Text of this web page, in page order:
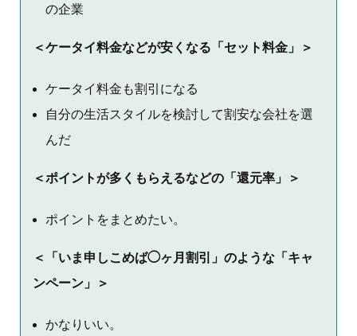
の企業
＜ケータイ料金などが安くなる「セット料金」＞
ケータイ料金も割引になる
自分の生活スタイルを検討して割安な会社を選
んだ
＜ポイントが多くもらえるなどの「還元率」＞
ポイントをまとめたい。
＜「いま申しこめば◯ヶ月割引」のような「キャ
ンペーン」＞
かなりいい。